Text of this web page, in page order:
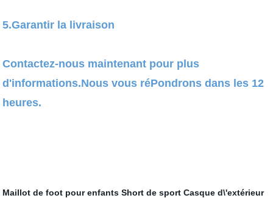
5.Garantir la livraison
Contactez-nous maintenant pour plus
d'informations.Nous vous réPondrons dans les 12
heures.
Maillot de foot pour enfants Short de sport Casque d\'extérieur